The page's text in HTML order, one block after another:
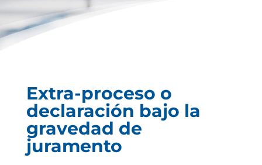
Extra-proceso o
declaración bajo la
gravedad de
juramento